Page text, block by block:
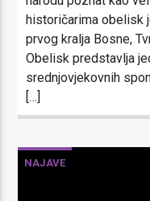
historičarima obelisk
prvog kralja Bosne,
Obelisk predstavlja
srednjovjekovnih
[…]
NAJAVE